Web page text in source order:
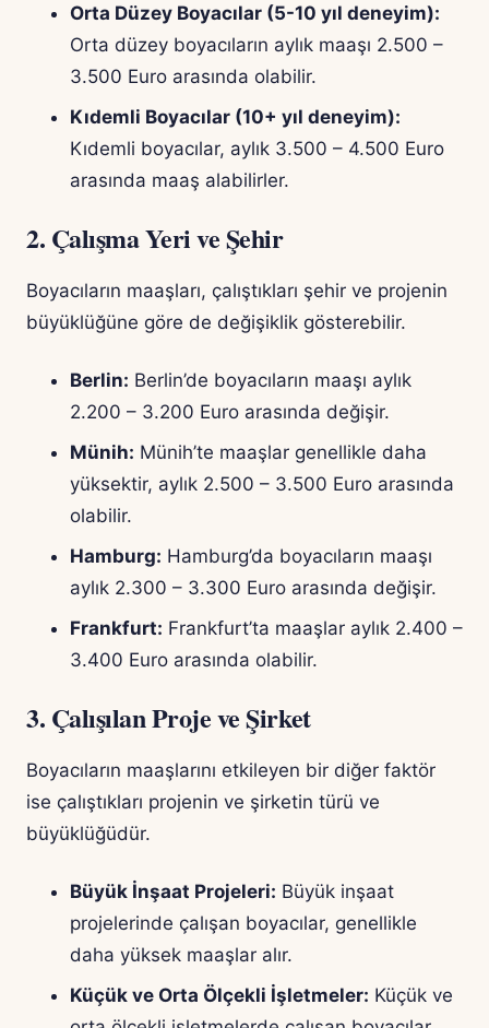
Orta Düzey Boyacılar (5-10 yıl deneyim):
Orta düzey boyacıların aylık maaşı 2.500 –
3.500 Euro arasında olabilir.
Kıdemli Boyacılar (10+ yıl deneyim):
Kıdemli boyacılar, aylık 3.500 – 4.500 Euro
arasında maaş alabilirler.
2. Çalışma Yeri ve Şehir
Boyacıların maaşları, çalıştıkları şehir ve projenin
büyüklüğüne göre de değişiklik gösterebilir.
Berlin: Berlin’de boyacıların maaşı aylık
2.200 – 3.200 Euro arasında değişir.
Münih: Münih’te maaşlar genellikle daha
yüksektir, aylık 2.500 – 3.500 Euro arasında
olabilir.
Hamburg: Hamburg’da boyacıların maaşı
aylık 2.300 – 3.300 Euro arasında değişir.
Frankfurt: Frankfurt’ta maaşlar aylık 2.400 –
3.400 Euro arasında olabilir.
3. Çalışılan Proje ve Şirket
Boyacıların maaşlarını etkileyen bir diğer faktör
ise çalıştıkları projenin ve şirketin türü ve
büyüklüğüdür.
Büyük İnşaat Projeleri: Büyük inşaat
projelerinde çalışan boyacılar, genellikle
daha yüksek maaşlar alır.
Küçük ve Orta Ölçekli İşletmeler: Küçük ve